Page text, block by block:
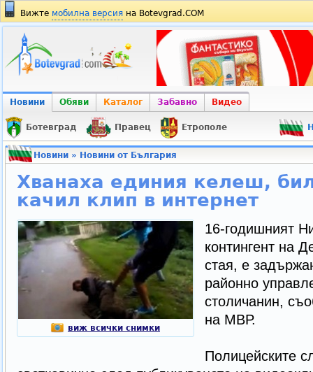
Вижте мобилна версия на Botevgrad.COM
Новини Обяви Каталог Забавно Видео
Ботевград Правец Етрополе
Новини» Новини от България
Хванаха единия келеш,
качил клип в интернет
виж всички снимки
16-годишният
контингент на
стая, е
районно
столичанин,
на МВР.
Полицейските